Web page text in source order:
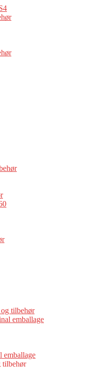
tilbehør
emballage
emballage
tilbehør